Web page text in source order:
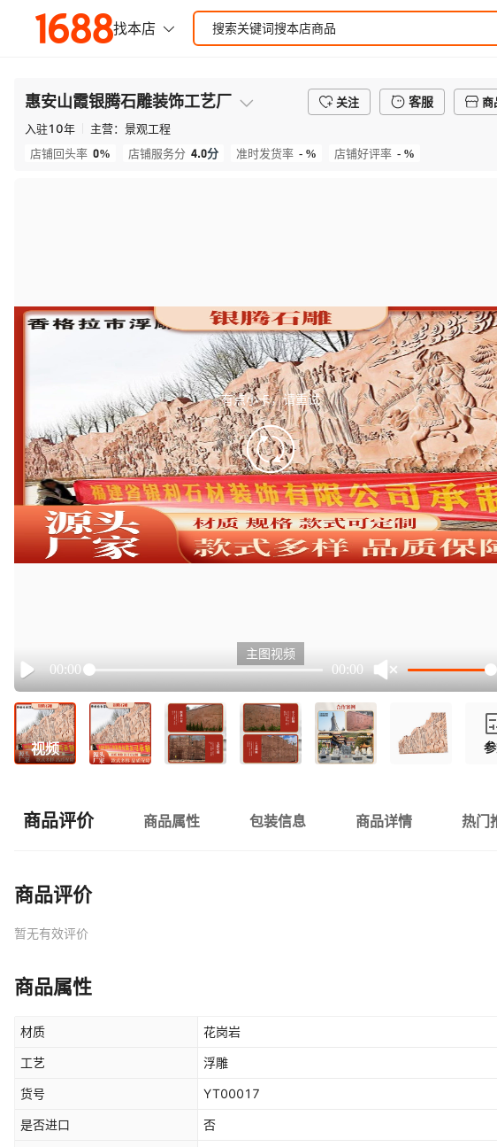
惠安山霞银腾石雕装饰工艺厂 关注 客服
商
入驻10年 主营： 景观工程
店铺回头率 0% 店铺服务分 4.0分 准时发货率 - % 店铺好评率 - %
有点小卡，请重试
retry
Play
00:00 00:00
主图视频
视频
商品评价 商品属性 包装信息 商品详情 热门
商品评价
暂无有效评价
商品属性
材质 花岗岩
工艺 浮雕
货号 YT00017
是否进口 否